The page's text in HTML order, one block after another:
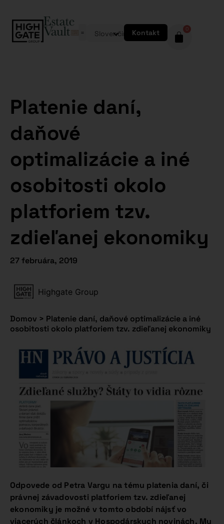
Slovenčina Kontakt 0
Platenie daní,
daňové
optimalizácie a iné
osobitosti okolo
platforiem tzv.
zdieľanej ekonomiky
27 februára, 2019
Highgate Group
Domov > Platenie daní, daňové optimalizácie a iné
osobitosti okolo platforiem tzv. zdieľanej ekonomiky
Odpovede od Petra Vargu na tému platenia daní, či
právnej závadovosti platforiem tzv. zdieľanej
ekonomiky je možné v tomto období nájsť vo
viacerých článkoch v Hospodárskych novinách. My